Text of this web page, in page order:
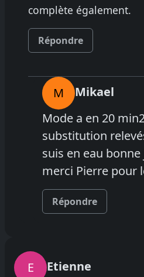
complète également.
Répondre
M
Mikael
Mode a en 20
substitution
suis en eau
merci Pierre pour
Répondre
E
Etienne